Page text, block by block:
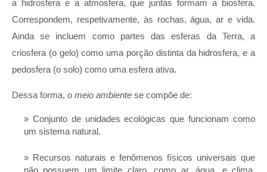
a hidrosfera e a atmosfera, que juntas formam a biosfera.
Correspondem, respetivamente, às rochas, água, ar e vida.
Ainda se incluem como partes das esferas da Terra, a
criosfera (o gelo) como uma porção distinta da hidrosfera, e a
pedosfera (o solo) como uma esfera ativa.
Dessa forma, o meio ambiente se compõe de:
Conjunto de unidades ecológicas que funcionam como
um sistema natural.
Recursos naturais e fenômenos físicos universais que
não possuem um limite claro, como ar, água, e clima,